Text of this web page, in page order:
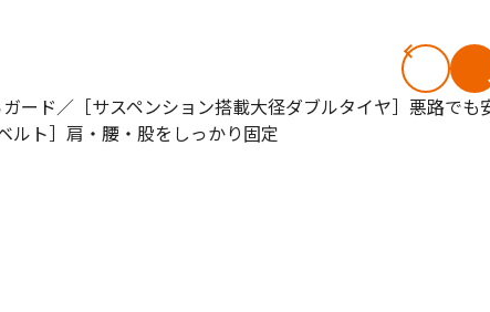
#ベビーニュース #マタニティニュース